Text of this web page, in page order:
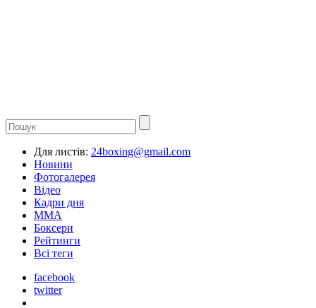
Для листів: 24boxing@gmail.com
Новини
Фотогалерея
Відео
Кадри дня
ММА
Боксери
Рейтинги
Всі теги
facebook
twitter